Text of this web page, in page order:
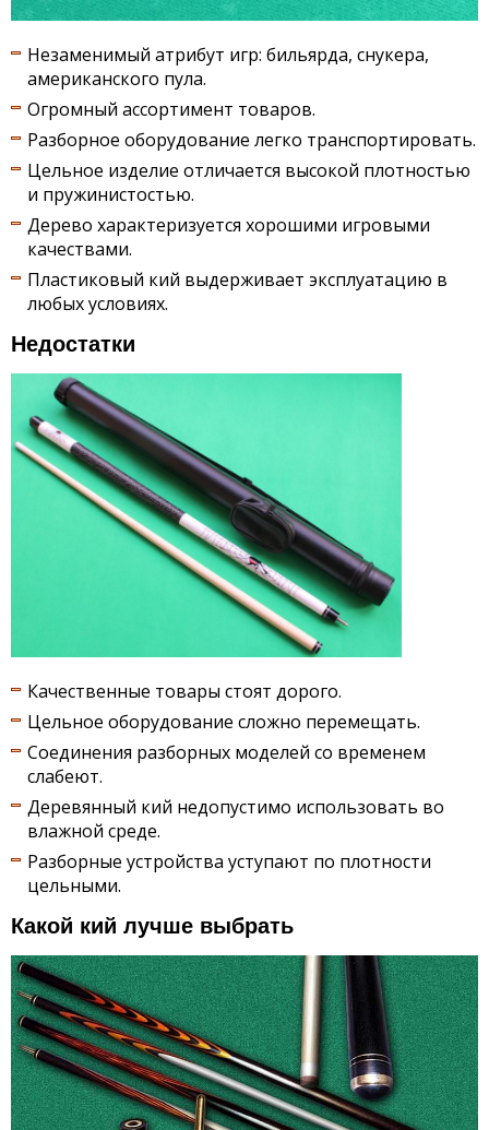
Незаменимый атрибут игр: бильярда, снукера,
американского пула.
Огромный ассортимент товаров.
Разборное оборудование легко транспортировать.
Цельное изделие отличается высокой плотностью
и пружинистостью.
Дерево характеризуется хорошими игровыми
качествами.
Пластиковый кий выдерживает эксплуатацию в
любых условиях.
Недостатки
Качественные товары стоят дорого.
Цельное оборудование сложно перемещать.
Соединения разборных моделей со временем
слабеют.
Деревянный кий недопустимо использовать во
влажной среде.
Разборные устройства уступают по плотности
цельными.
Какой кий лучше выбрать